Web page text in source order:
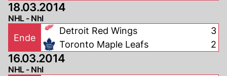
18.03.2014
NHL - Nhl
Ende
Detroit Red Wings
Toronto Maple Leafs
3
2
16.03.2014
NHL - Nhl